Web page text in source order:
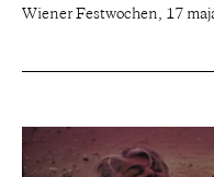
Wiener Festwochen, 17